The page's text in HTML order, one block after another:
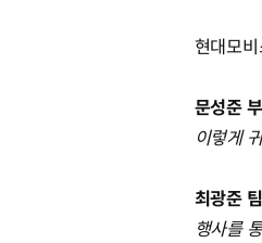
현대모
문성준
이렇게
최광준
행사를